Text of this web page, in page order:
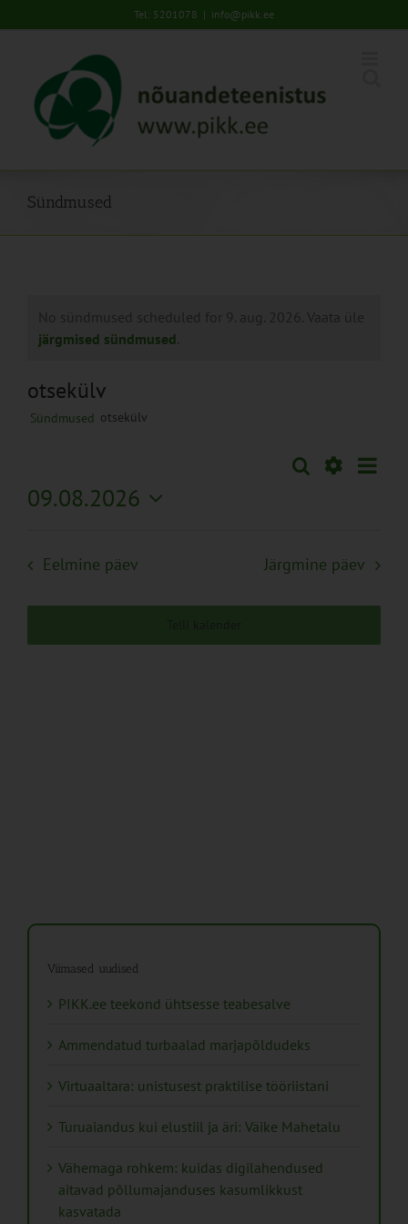
to
Tel: 5201078 | info@pikk.ee
Sündmused
No sündmused scheduled for 9. aug. 2026. Vaata üle
järgmised sündmused
otsekülv
Sündmused otsekülv
Sündmused
Navigation
Otsi Päev
09.08.2026
Eelmine päev Järgmine päev
Viimased uudised
PIKK.ee teekond ühtsesse teabesalve
Ammendatud turbaalad marjapõldudeks
Virtuaaltara: unistusest praktilise tööriistani
Turuaiandus kui elustiil ja äri: Väike Mahetalu
Vähemaga rohkem: kuidas digilahendused
aitavad põllumajanduses kasumlikkust
kasvatada